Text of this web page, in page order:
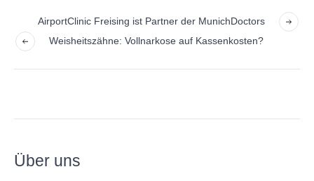
AirportClinic Freising ist Partner der MunichDoctors
Weisheitszähne: Vollnarkose auf Kassenkosten?
Über uns